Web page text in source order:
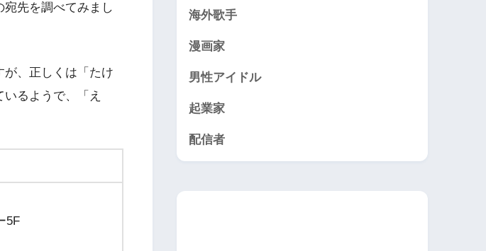
先を調べてみまし
、正しくは「たけ
るようで、「え
5F
海外歌手
漫画家
男性アイドル
起業家
配信者